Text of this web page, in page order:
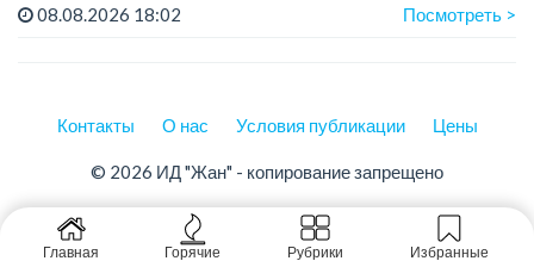
График работы: сменный.
08.08.2026 18:02 Посмотреть >
Контакты О нас Условия публикации Цены
© 2026 ИД "Жан" - копирование запрещено
Главная Горячие Рубрики Избранные